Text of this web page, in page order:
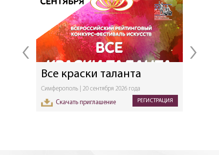
Все краски таланта
Симферополь | 20 сентября 2026 года
Скачать приглашение РЕГИСТРАЦИЯ
‹ ›